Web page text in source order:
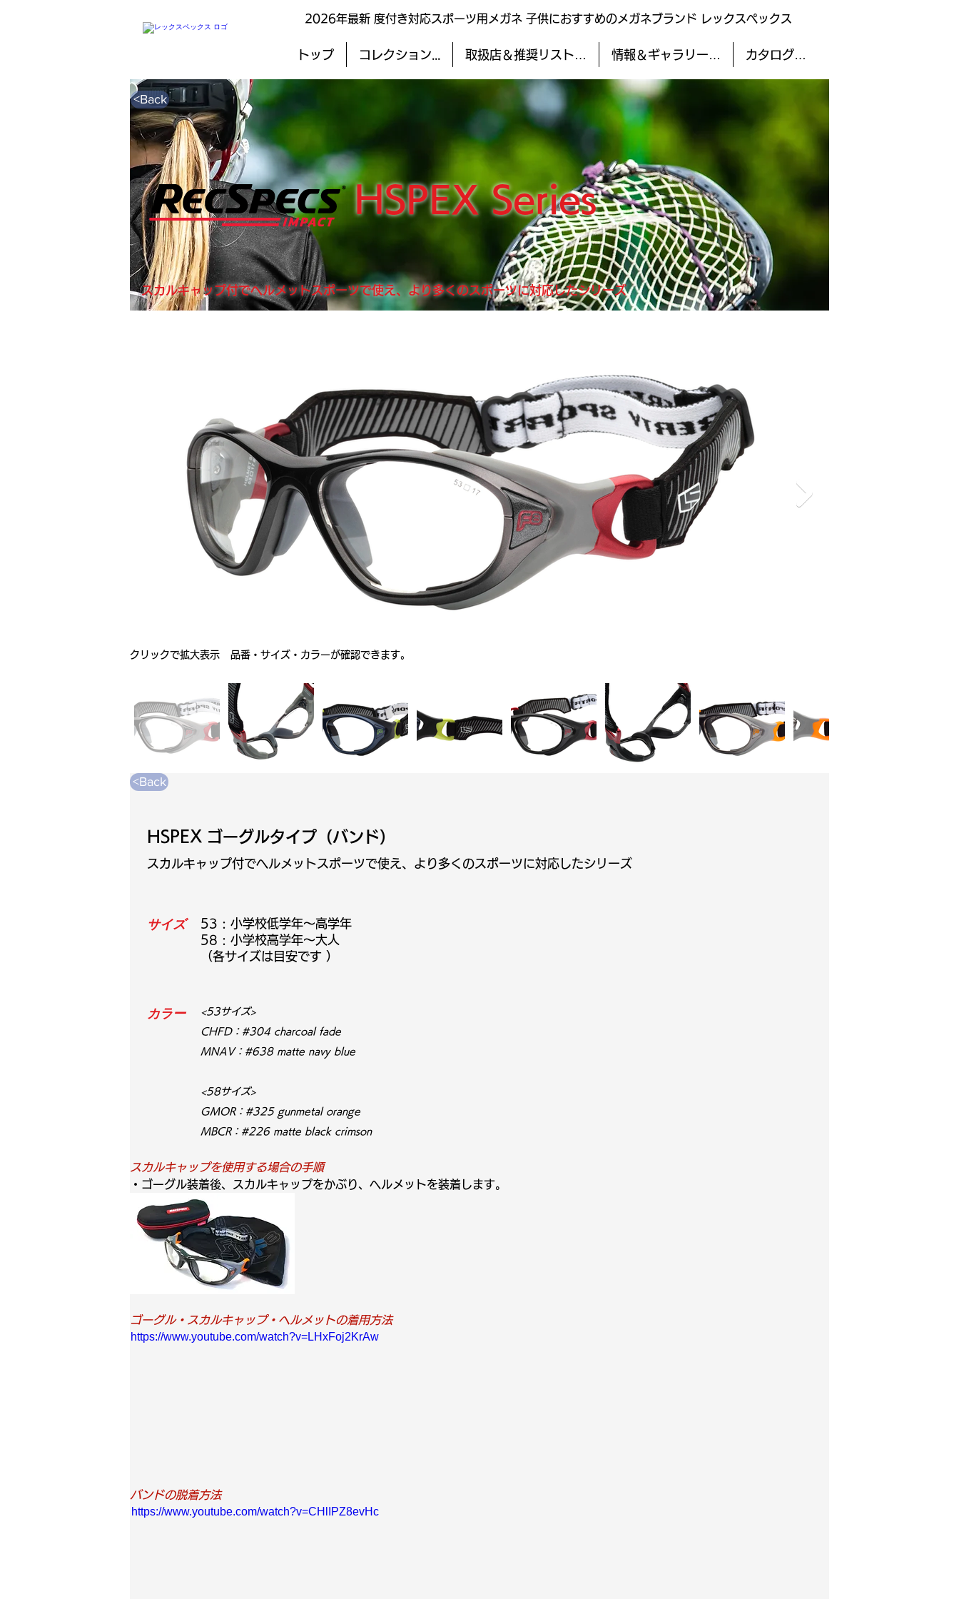
2026年最新 度付き対応スポーツ用メガネ 子供におすすめのメガネブランド レックスペックス
トップ コレクション... 取扱店＆推奨リスト… 情報＆ギャラリー… カタログ…
<Back
HSPEX Series
スカルキャップ付でヘルメットスポーツで使え、より多くのスポーツに対応したシリーズ
クリックで拡大表示 品番・サイズ・カラーが確認できます。
<Back
HSPEX ゴーグルタイプ（バンド）
スカルキャップ付でヘルメットスポーツで使え、より多くのスポーツに対応したシリーズ
サイズ
53 : 小学校低学年～高学年
58 : 小学校高学年～大人
（各サイズは目安です ）
カラー
<53サイズ>
CHFD：#304 charcoal fade
MNAV：#638 matte navy blue
<58サイズ>
GMOR：#325 gunmetal orange
MBCR：#226 matte black crimson
スカルキャップを使用する場合の手順
・ゴーグル装着後、スカルキャップをかぶり、ヘルメットを装着します。
ゴーグル・スカルキャップ・ヘルメットの着用方法
https://www.youtube.com/watch?v=LHxFoj2KrAw
バンドの脱着方法
https://www.youtube.com/watch?v=CHlIPZ8evHc